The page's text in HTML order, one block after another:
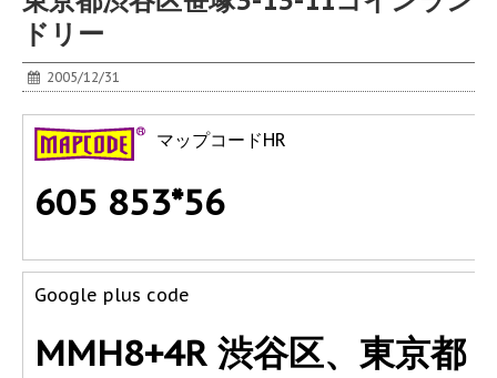
ドリー
2005/12/31
マップコードHR
605 853*56
Google plus code
MMH8+4R 渋谷区、東京都